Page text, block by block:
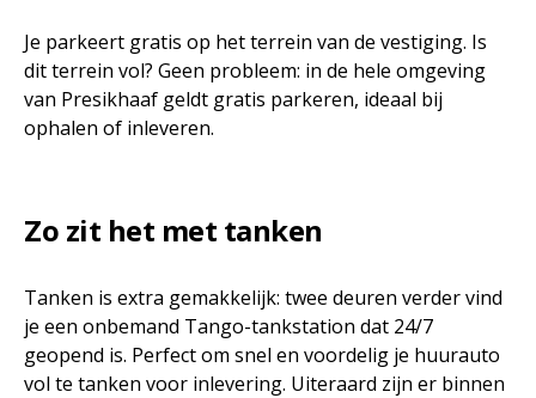
Je parkeert gratis op het terrein van de vestiging. Is
dit terrein vol? Geen probleem: in de hele omgeving
van Presikhaaf geldt gratis parkeren, ideaal bij
ophalen of inleveren.
Zo zit het met tanken
Tanken is extra gemakkelijk: twee deuren verder vind
je een onbemand Tango-tankstation dat 24/7
geopend is. Perfect om snel en voordelig je huurauto
vol te tanken voor inlevering. Uiteraard zijn er binnen